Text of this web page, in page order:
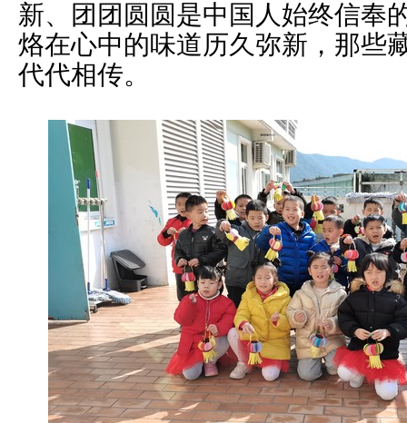
新、团团圆圆是中国人始终信奉
烙在心中的味道历久弥新，那些
代代相传。